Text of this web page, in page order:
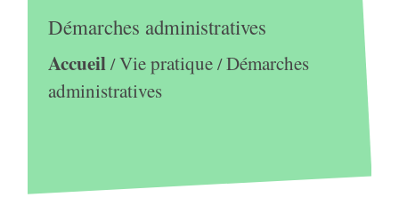
Démarches administratives
Accueil/Vie pratique/Démarches
administratives